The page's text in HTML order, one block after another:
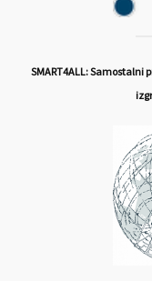
SMART4ALL: